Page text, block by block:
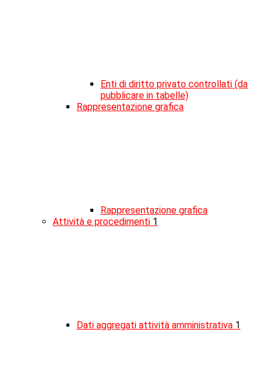
Enti di diritto privato controllati (da
pubblicare in tabelle)
Rappresentazione grafica
Rappresentazione grafica
Attività e procedimenti 1
Dati aggregati attività amministrativa 1